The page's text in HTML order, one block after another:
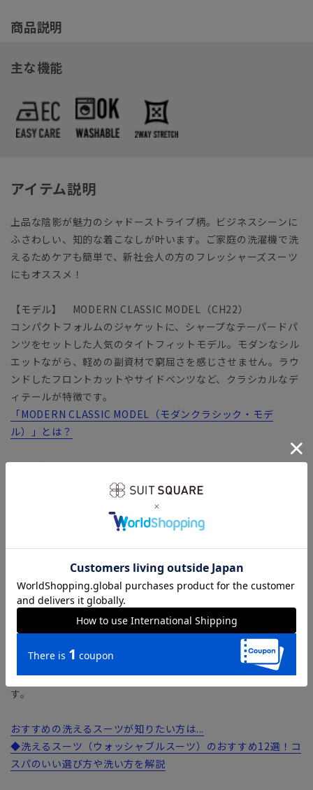
商品説明
主な機能
アイテム説明
上品な陰影が魅力のシャドーストライプ柄。ビジネスシーンに
ふさわしい、知的な着こなしが叶います。ご家庭の洗濯機で洗
えるためケアも簡単で、新社会人の方のフレッシャーズスーツ
にもオススメ！
【モデル】 MODERN CLASSIC MODEL（CH22）
コンパクトフォルムのジャケットに、シャープなテーパードパ
ンツをセットした人気のタイトフィットモデル。モダンなシル
エットながら、軽めの副資材で窮屈さを感じさせません。ラウ
ンドしたフロントカットやサイドベンツなど、クラシカルなデ
ィテールが特徴です。
「MODERN CLASSIC MODEL（モダンクラシック・モデ
ル）」とは？
【生地】
ウールとポリエステルをバランス良く混紡した生地を使用。風
合いの良さと耐久性に優れたファブリック。タテ糸・ヨコ糸に
SOLOTEX（ソロテックス）を採用し、優れた伸縮性と形態安
定性も兼備しています。適度な厚みとハリが嬉しい、安心感の
あるファブリックです。
【機能】
ウォッシャブル／汚れてもご家庭で簡単にお洗濯が可能です。
Multi Control（マルチコントロール）／ストレスフリーな着
心地を実現する「2WAYストレッチ」、ご家庭で洗濯可能な
「ウォッシャブル」、パンツのクリースラインを保持する「形
態安定加工」の3つの機能を備えたハイパフォーマンス素材で
す。
おすすめの洗えるスーツが知りたい方は...
◆洗えるスーツ（ウォッシャブルスーツ）のおすすめ12選！コ
スパのいい選び方や洗い方を解説